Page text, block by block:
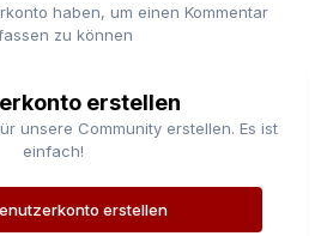
haben, um einen Kommentar
zu können
erstellen
unsere Community erstellen. Es ist
einfach!
erstellen